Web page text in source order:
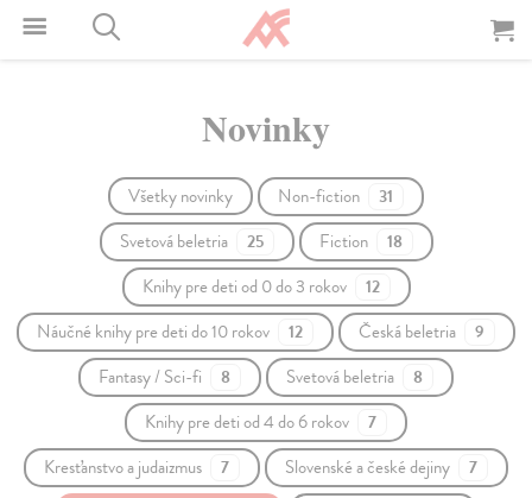
Novinky
Všetky novinky Non-fiction 31
Svetová beletria 25 Fiction 18
Knihy pre deti od 0 do 3 rokov 12
Náučné knihy pre deti do 10 rokov 12 Česká beletria 9
Fantasy / Sci-fi 8 Svetová beletria 8
Knihy pre deti od 4 do 6 rokov 7
Kresťanstvo a judaizmus 7 Slovenské a české dejiny 7